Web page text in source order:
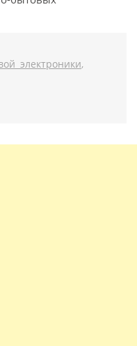
электроники,